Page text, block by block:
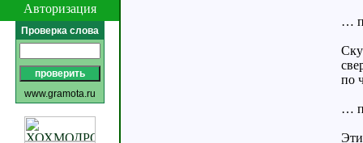
Авторизация
Проверка слова
www.gramota.ru
…
по
…